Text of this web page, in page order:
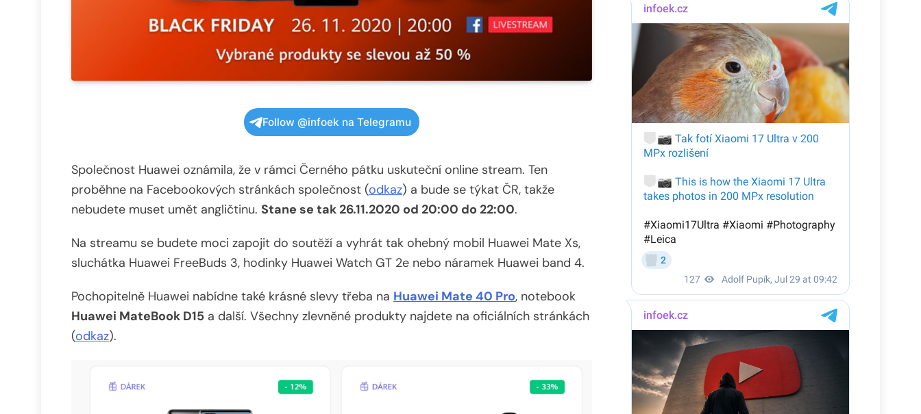
Follow @infoek na Telegramu
Společnost Huawei oznámila, že v rámci Černého pátku uskuteční online stream. Ten
proběhne na Facebookových stránkách společnost (odkaz) a bude se týkat ČR, takže
nebudete muset umět angličtinu. Stane se tak 26.11.2020 od 20:00 do 22:00.
Na streamu se budete moci zapojit do soutěží a vyhrát tak ohebný mobil Huawei Mate Xs,
sluchátka Huawei FreeBuds 3, hodinky Huawei Watch GT 2e nebo náramek Huawei band 4.
Pochopitelně Huawei nabídne také krásné slevy třeba na Huawei Mate 40 Pro, notebook
Huawei MateBook D15 a další. Všechny zlevněné produkty najdete na oficiálních stránkách
(odkaz).